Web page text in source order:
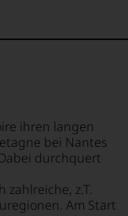
ihren langen
bei Nantes
durchquert
zahlreiche, z.T.
Am Start